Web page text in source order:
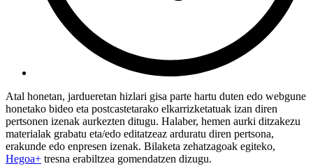
Atal honetan, jardueretan hizlari gisa parte hartu duten edo webgune
honetako bideo eta postcastetarako elkarrizketatuak izan diren
pertsonen izenak aurkezten ditugu. Halaber, hemen aurki ditzakezu
materialak grabatu eta/edo editatzeaz arduratu diren pertsona,
erakunde edo enpresen izenak. Bilaketa zehatzagoak egiteko,
Hegoa+ tresna erabiltzea gomendatzen dizugu.